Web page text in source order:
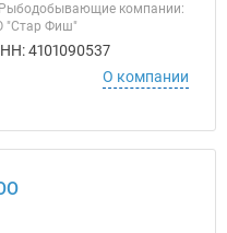
компании:
"Стар Фиш"
4101090537
О компании